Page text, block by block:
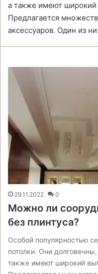
а также имеют
Предлагается
аксессуаров. Один из
29.11.2022 0
Можно ли
без плинтуса?
Особой популярностью
потолки. Они
также имеют широкий